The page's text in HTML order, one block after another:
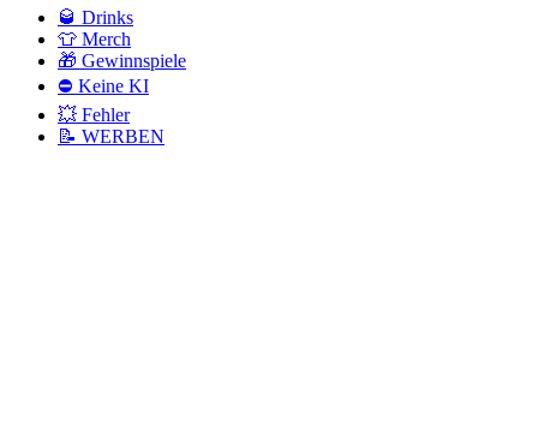
🥃 Drinks
👕 Merch
🎁 Gewinnspiele
⛔ Keine KI
💥 Fehler
📝 WERBEN